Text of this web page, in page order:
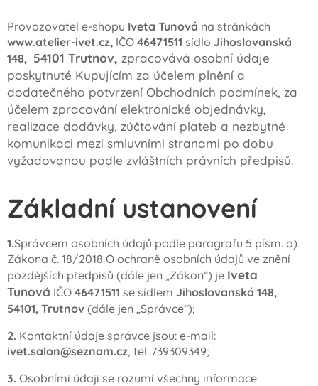
Provozovatel e-shopu Iveta Tunová na stránkách
www.atelier-ivet.cz, IČO 46471511 sídlo Jihoslovanská
148, 54101 Trutnov, zpracovává osobní údaje
poskytnuté Kupujícím za účelem plnění a
dodatečného potvrzení Obchodních podmínek, za
účelem zpracování elektronické objednávky,
realizace dodávky, zúčtování plateb a nezbytné
komunikaci mezi smluvními stranami po dobu
vyžadovanou podle zvláštních právních předpisů.
Základní ustanovení
1.Správcem osobních údajů podle paragrafu 5 písm. o)
Zákona č. 18/2018 O ochraně osobních údajů ve znění
pozdějších předpisů (dále jen „Zákon“) je Iveta
Tunová IČO 46471511 se sídlem Jihoslovanská 148,
54101, Trutnov (dále jen „Správce“);
2. Kontaktní údaje správce jsou: e-mail:
ivet.salon@seznam.cz, tel.:739309349;
3. Osobními údaji se rozumí všechny informace